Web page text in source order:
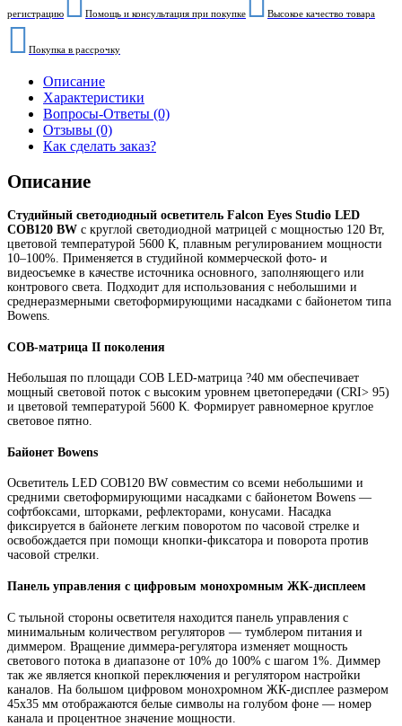
регистрацию Помощь и консультация при покупке Высокое качество товара
Покупка в рассрочку
Описание
Характеристики
Вопросы-Ответы (0)
Отзывы (0)
Как сделать заказ?
Описание
Студийный светодиодный осветитель Falcon Eyes Studio LED
COB120 BW с круглой светодиодной матрицей с мощностью 120 Вт,
цветовой температурой 5600 К, плавным регулированием мощности
10–100%. Применяется в студийной коммерческой фото- и
видеосъемке в качестве источника основного, заполняющего или
контрового света. Подходит для использования с небольшими и
среднеразмерными светоформирующими насадками с байонетом типа
Bowens.
COB-матрица II поколения
Небольшая по площади COB LED-матрица ?40 мм обеспечивает
мощный световой поток с высоким уровнем цветопередачи (CRI> 95)
и цветовой температурой 5600 К. Формирует равномерное круглое
световое пятно.
Байонет Bowens
Осветитель LED COB120 BW совместим со всеми небольшими и
средними светоформирующими насадками с байонетом Bowens —
софтбоксами, шторками, рефлекторами, конусами. Насадка
фиксируется в байонете легким поворотом по часовой стрелке и
освобождается при помощи кнопки-фиксатора и поворота против
часовой стрелки.
Панель управления с цифровым монохромным ЖК-дисплеем
С тыльной стороны осветителя находится панель управления с
минимальным количеством регуляторов — тумблером питания и
диммером. Вращение диммера-регулятора изменяет мощность
светового потока в диапазоне от 10% до 100% с шагом 1%. Диммер
так же является кнопкой переключения и регулятором настройки
каналов. На большом цифровом монохромном ЖК-дисплее размером
45х35 мм отображаются белые символы на голубом фоне — номер
канала и процентное значение мощности.